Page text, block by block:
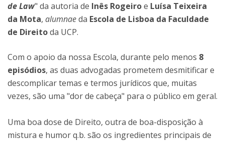
de Law" da autoria de Inês Rogeiroe Luísa Teixeira
da Mota, alumnaeda Escola de Lisboa da Faculdade
de Direitoda UCP.
Com o apoio da nossa Escola, durante pelo menos 8
episódios, as duas advogadas prometem desmitificar e
descomplicar temas e termos jurídicos que, muitas
vezes, são uma "dor de cabeça" para o público em geral.
Uma boa dose de Direito, outra de boa-disposição à
mistura e humor q.b. são os ingredientes principais de